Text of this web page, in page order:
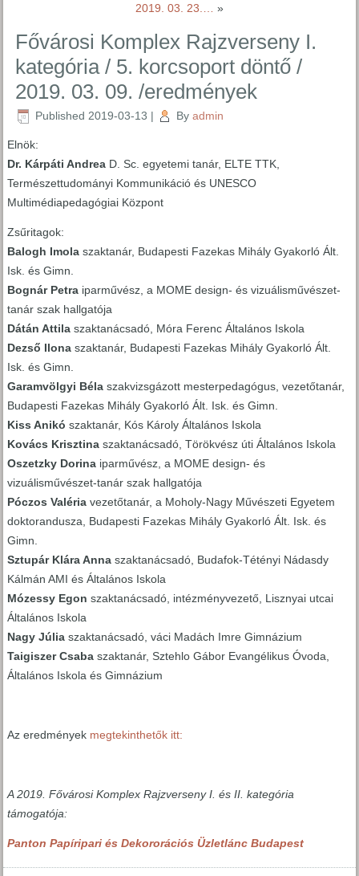
2019. 03. 23.…
»
Fővárosi Komplex Rajzverseny I.
kategória / 5. korcsoport döntő /
2019. 03. 09. /eredmények
Published 2019-03-13 | By admin
Elnök:
Dr. Kárpáti Andrea D. Sc. egyetemi tanár, ELTE TTK,
Természettudományi Kommunikáció és UNESCO
Multimédiapedagógiai Központ
Zsűritagok:
Balogh Imola szaktanár, Budapesti Fazekas Mihály Gyakorló Ált.
Isk. és Gimn.
Bognár Petra iparművész, a MOME design- és vizuálisművészet-
tanár szak hallgatója
Dátán Attila szaktanácsadó, Móra Ferenc Általános Iskola
Dezső Ilona szaktanár, Budapesti Fazekas Mihály Gyakorló Ált.
Isk. és Gimn.
Garamvölgyi Béla szakvizsgázott mesterpedagógus, vezetőtanár,
Budapesti Fazekas Mihály Gyakorló Ált. Isk. és Gimn.
Kiss Anikó szaktanár, Kós Károly Általános Iskola
Kovács Krisztina szaktanácsadó, Törökvész úti Általános Iskola
Oszetzky Dorina iparművész, a MOME design- és
vizuálisművészet-tanár szak hallgatója
Póczos Valéria vezetőtanár, a Moholy-Nagy Művészeti Egyetem
doktorandusza, Budapesti Fazekas Mihály Gyakorló Ált. Isk. és
Gimn.
Sztupár Klára Anna szaktanácsadó, Budafok-Tétényi Nádasdy
Kálmán AMI és Általános Iskola
Mózessy Egon szaktanácsadó, intézményvezető, Lisznyai utcai
Általános Iskola
Nagy Júlia szaktanácsadó, váci Madách Imre Gimnázium
Taigiszer Csaba szaktanár, Sztehlo Gábor Evangélikus Óvoda,
Általános Iskola és Gimnázium
Az eredmények megtekinthetők itt:
A 2019. Fővárosi Komplex Rajzverseny I. és II. kategória
támogatója:
Panton Papíripari és Dekororációs Üzletlánc Budapest